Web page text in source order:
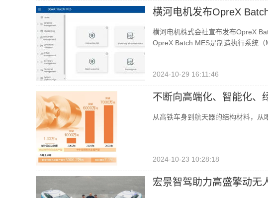
横河电机发布OpreX
横河电机株式会社宣布发布OpreX
OpreX Batch MES是制造执行系统（
2024-10-29 16:11:46
不断向高端化、智能化、
从高铁车身到航天器的结构材料，
2024-10-23 10:28:18
宏景智驾助力高盛擎动无